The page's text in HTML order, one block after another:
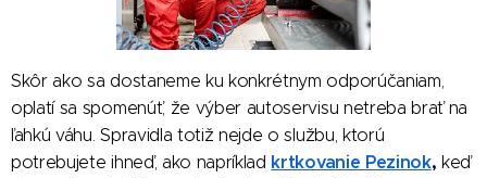
Skôr ako sa dostaneme ku konkrétnym odporúčaniam,
oplatí sa spomenúť, že výber autoservisu netreba brať na
ľahkú váhu. Spravidla totiž nejde o službu, ktorú
potrebujete ihneď, ako napríklad krtkovanie Pezinok, keď